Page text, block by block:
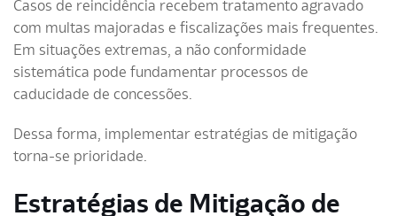
Casos de reincidência recebem tratamento agravado
com multas majoradas e fiscalizações mais frequentes.
Em situações extremas, a não conformidade
sistemática pode fundamentar processos de
caducidade de concessões.
Dessa forma, implementar estratégias de mitigação
torna-se prioridade.
Estratégias de Mitigação de